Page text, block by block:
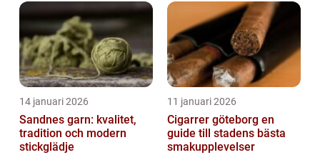
14 januari 2026
Sandnes garn: kvalitet,
tradition och modern
stickglädje
11 januari 2026
Cigarrer göteborg en
guide till stadens bästa
smakupplevelser